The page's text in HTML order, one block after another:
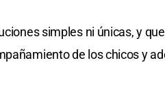
simples ni únicas, y
de los chicos y